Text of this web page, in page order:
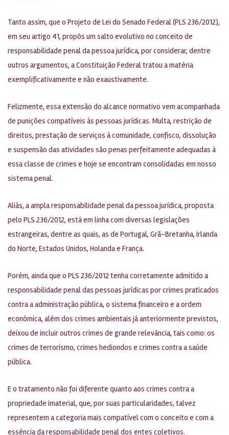
Tanto assim, que o Projeto de Lei do Senado Federal (PLS 236/2012),
em seu artigo 41, propôs um salto evolutivo no conceito de
responsabilidade penal da pessoa jurídica, por considerar, dentre
outros argumentos, a Constituição Federal tratou a matéria
exemplificativamente e não exaustivamente.
Felizmente, essa extensão do alcance normativo vem acompanhada
de punições compatíveis às pessoas jurídicas. Multa, restrição de
direitos, prestação de serviços à comunidade, confisco, dissolução
e suspensão das atividades são penas perfeitamente adequadas à
essa classe de crimes e hoje se encontram consolidadas em nosso
sistema penal.
Aliás, a ampla responsabilidade penal da pessoa jurídica, proposta
pelo PLS 236/2012, está em linha com diversas legislações
estrangeiras, dentre as quais, as de Portugal, Grã-Bretanha, Irlanda
do Norte, Estados Unidos, Holanda e França.
Porém, ainda que o PLS 236/2012 tenha corretamente admitido a
responsabilidade penal das pessoas jurídicas por crimes praticados
contra a administração pública, o sistema financeiro e a ordem
econômica, além dos crimes ambientais já anteriormente previstos,
deixou de incluir outros crimes de grande relevância, tais como: os
crimes de terrorismo, crimes hediondos e crimes contra a saúde
pública.
E o tratamento não foi diferente quanto aos crimes contra a
propriedade imaterial, que, por suas particularidades, talvez
representem a categoria mais compatível com o conceito e com a
essência da responsabilidade penal dos entes coletivos.